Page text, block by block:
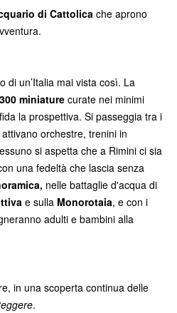
di Cattolicache aprono
di un’Italia mai vista così. La
miniaturecurate nei minimi
la prospettiva. Si passeggia tra i
orchestre, trenini in
si aspetta che a Rimini ci sia
una fedeltà che lascia senza
nelle battaglie d'acqua di
e sulla Monorotaia, e con i
adulti e bambini alla
in una scoperta continua delle
.